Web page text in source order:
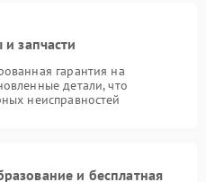
запчасти
гарантия на
детали, что
неисправностей
и бесплатная